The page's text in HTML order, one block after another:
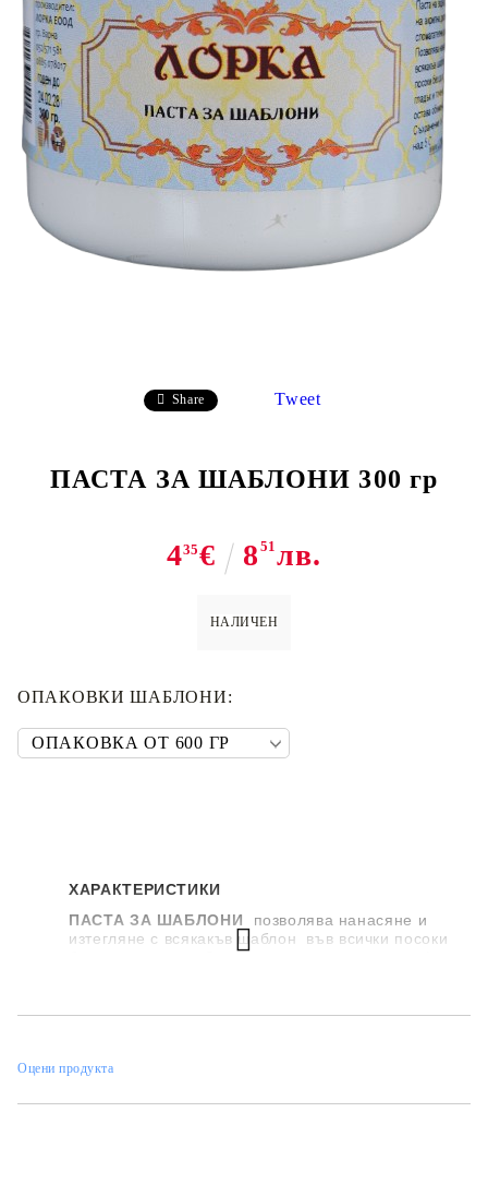
Share Tweet
ПАСТА ЗА ШАБЛОНИ 300 гр
435€ 8 51 лв.
НАЛИЧЕН
ХАРАКТЕРИСТИКИ
ПАСТА ЗА ШАБЛОНИ
позволява нанасяне и
изтегляне с всякакъв шаблон във всички посоки
без да завлачва. Оставя гладък и точен релеф,
ОПАКОВКИ ШАБЛОНИ:
Оцени продукта